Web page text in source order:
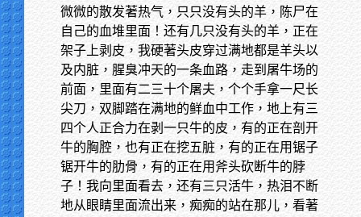
微微的散发著热气，只只没有头的羊，陈尸在
自己的血堆里面！还有几只没有头的羊，正在
架子上剥皮，我硬著头皮穿过满地都是羊头以
及内脏，腥臭冲天的一条血路，走到屠牛场的
前面，里面有二三十个屠夫，个个手拿一尺长
尖刀，双脚踏在满地的鲜血中工作，地上有三
四个人正合力在剥一只牛的皮，有的正在剖开
牛的胸腔，也有正在挖五脏，有的正在用锯子
锯开牛的肋骨，有的正在用斧头砍断牛的脖
子！我向里面看去，还有三只活牛，热泪不断
地从眼睛里面流出来，痴痴的站在那儿，看著